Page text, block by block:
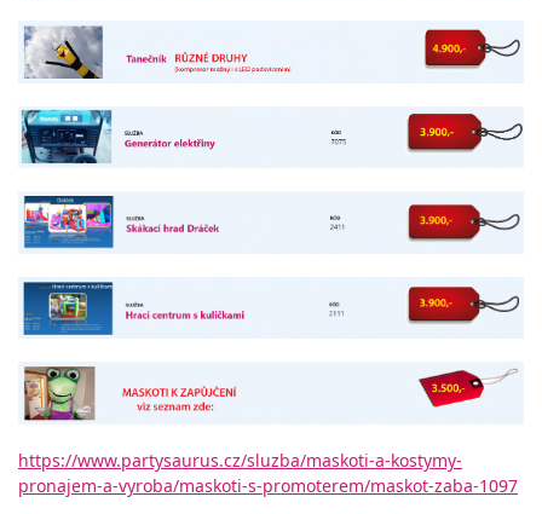
https://www.partysaurus.cz/sluzba/maskoti-a-kostymy-
pronajem-a-vyroba/maskoti-s-promoterem/maskot-zaba-1097